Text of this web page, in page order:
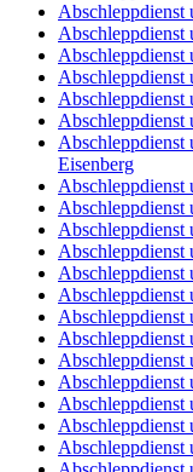
Abschleppdienst
Abschleppdienst
Abschleppdienst
Abschleppdienst
Abschleppdienst
Abschleppdienst
Abschleppdienst
Eisenberg
Abschleppdienst
Abschleppdienst
Abschleppdienst
Abschleppdienst
Abschleppdienst
Abschleppdienst
Abschleppdienst
Abschleppdienst
Abschleppdienst
Abschleppdienst
Abschleppdienst